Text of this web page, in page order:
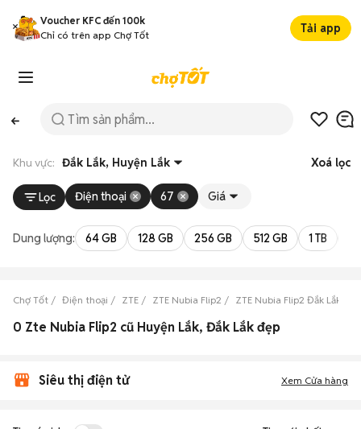
Voucher KFC đến 100k
Chỉ có trên app Chợ Tốt
Tải app
Khu vực: Đắk Lắk, Huyện Lắk Xoá lọc
Lọc Điện thoại 67 Giá
Dung lượng: 64 GB 128 GB 256 GB 512 GB 1 TB
Chợ Tốt Điện thoại ZTE ZTE Nubia Flip2 ZTE Nubia Flip2 Đắk Lắk
0 Zte Nubia Flip2 cũ Huyện Lắk, Đắk Lắk đẹp
Siêu thị điện tử Xem Cửa hàng